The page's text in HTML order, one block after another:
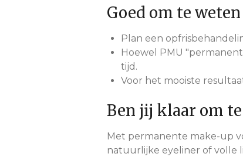
Goed om te weten
Plan een
Hoewel PMU
tijd.
Voor het mooiste
Ben jij klaar om
Met permanente make-up
natuurlijke eyeliner of volle